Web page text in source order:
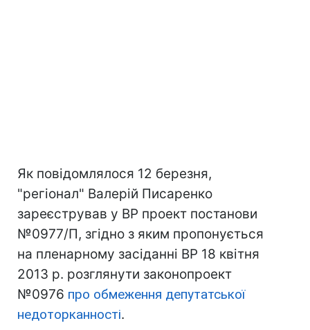
Як повідомлялося 12 березня,
"регіонал" Валерій Писаренко
зареєстрував у ВР проект постанови
№0977/П, згідно з яким пропонується
на пленарному засіданні ВР 18 квітня
2013 р. розглянути законопроект
№0976 про обмеження депутатської
недоторканності.